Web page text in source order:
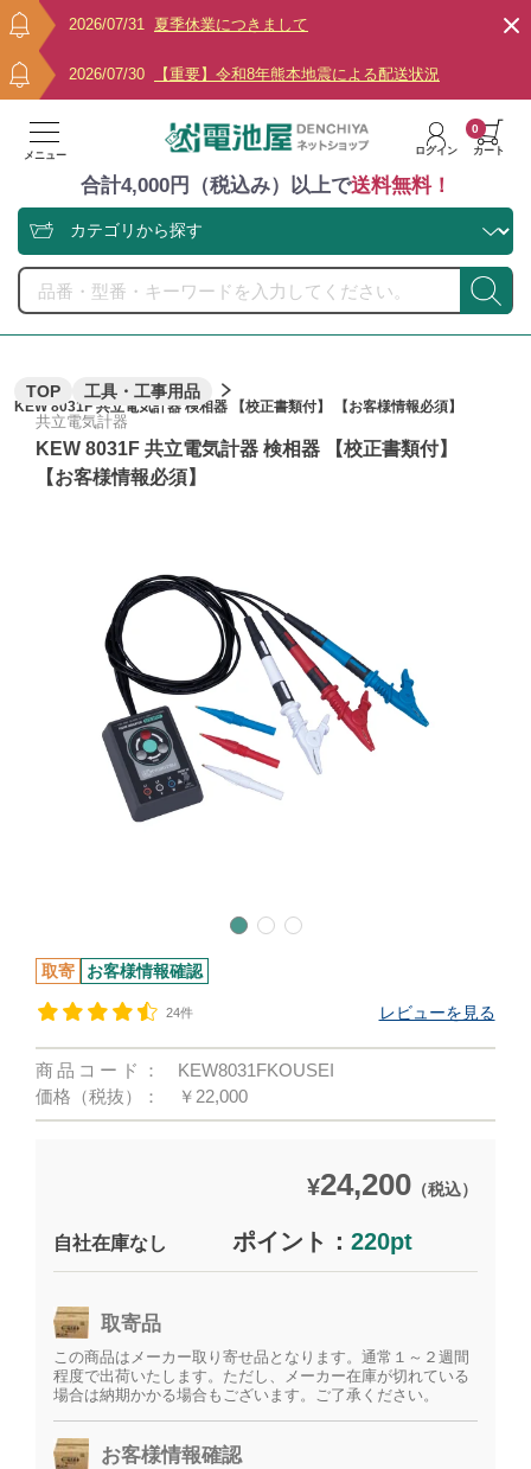
2026/07/31 夏季休業につきまして
2026/07/30 【重要】令和8年熊本地震による配送状況
メニュー ログイン カート
0
合計4,000円（税込み）以上で送料無料！
TOP 工具・工事用品
KEW 8031F 共立電気計器 検相器 【校正書類付】 【お客様情報必須】
共立電気計器
KEW 8031F 共立電気計器 検相器 【校正書類付】
【お客様情報必須】
取寄 お客様情報確認
24件 レビューを見る
商品コード：
KEW8031FKOUSEI
価格（税抜）：
￥22,000
¥24,200（税込）
自社在庫なし ポイント： 220pt
取寄品
この商品はメーカー取り寄せ品となります。通常１～２週間
程度で出荷いたします。ただし、メーカー在庫が切れている
場合は納期かかる場合もございます。ご了承ください。
お客様情報確認